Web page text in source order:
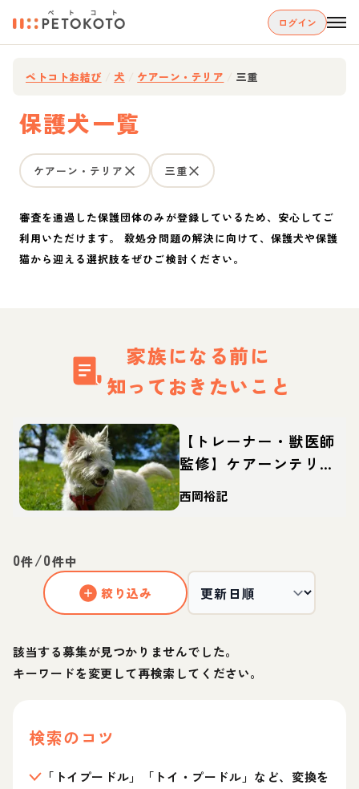
ログイン
ペトコトお結び 犬 ケアーン・テリア 三重
保護犬一覧
ケアーン・テリア 三重
審査を通過した保護団体のみが登録しているため、安心してご
利用いただけます。 殺処分問題の解決に向けて、保護犬や保護
猫から迎える選択肢をぜひご検討ください。
家族になる前に
知っておきたいこと
【トレーナー・獣医師
監修】ケアーンテリア
ってどんな犬？性格・
特徴・育て方・迎え方
西岡裕記
0件/0件中
絞り込み
該当する募集が見つかりませんでした。
キーワードを変更して再検索してください。
検索のコツ
「トイプードル」「トイ・プードル」など、変換を